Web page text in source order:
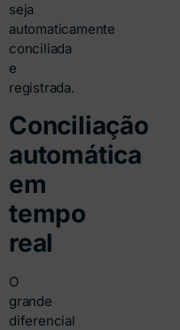
seja
automaticamente
conciliada
e
registrada.
Conciliação
automática
em
tempo
real
O
grande
diferencial